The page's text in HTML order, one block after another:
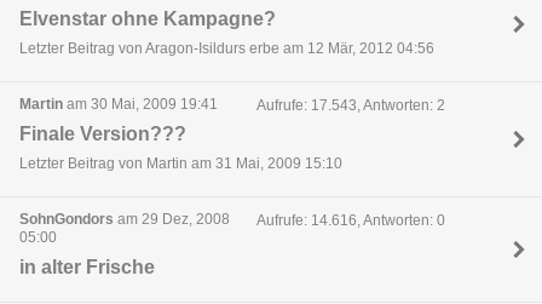
Elvenstar ohne Kampagne?
Letzter Beitrag von Aragon-Isildurs erbe am 12 Mär, 2012 04:56
Martin am 30 Mai, 2009 19:41 Aufrufe: 17.543, Antworten: 2
Finale Version???
Letzter Beitrag von Martin am 31 Mai, 2009 15:10
SohnGondors am 29 Dez, 2008
05:00
Aufrufe: 14.616, Antworten: 0
in alter Frische